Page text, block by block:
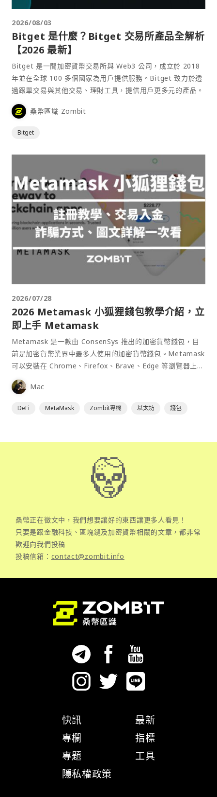
2026/08/03
Bitget 是什麼？Bitget 交易所產品全解析
【2026 最新】
Bitget 是一間加密貨幣交易所與 Web3 公司，成立於 2018
年並在全球 100 多個國家為用戶提供服務。Bitget 致力於透
過跟單交易與其他交易、理財工具，提供用戶更多元的產品。
桑幣區識 Zombit
Bitget
2026/07/28
2026 Metamask 小狐狸錢包教學介紹，立
即上手 Metamask
Metamask 是一款由 ConsenSys 推出的加密貨幣錢包，目
前是加密貨幣業界中最多人使用的加密貨幣錢包。Metamask
可以安裝在 Chrome、Firefox、Brave、Edge 等瀏覽器上作
為插件使用，具備許多功能且使用上非常方便。
Mac
DeFi MetaMask Zombit專欄 以太坊 錢包
桑幣正在徵文中，我們想要讓好的東西讓更多人看見！
只要是跟金融科技、區塊鏈及加密貨幣相關的文章，都非常
歡迎向我們投稿
投稿信箱： contact@zombit.info
快訊
專欄
專題
隱私權政策
最新
指標
工具